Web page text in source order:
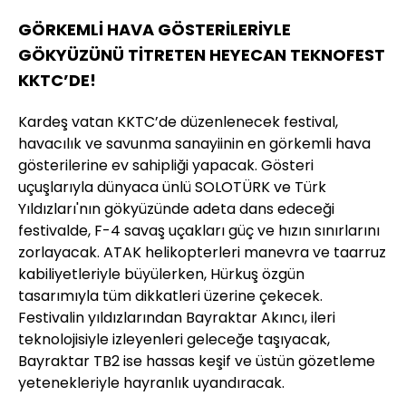
GÖRKEMLİ HAVA GÖSTERİLERİYLE
GÖKYÜZÜNÜ TİTRETEN HEYECAN TEKNOFEST
KKTC’DE!
Kardeş vatan KKTC’de düzenlenecek festival,
havacılık ve savunma sanayiinin en görkemli hava
gösterilerine ev sahipliği yapacak. Gösteri
uçuşlarıyla dünyaca ünlü SOLOTÜRK ve Türk
Yıldızları'nın gökyüzünde adeta dans edeceği
festivalde, F-4 savaş uçakları güç ve hızın sınırlarını
zorlayacak. ATAK helikopterleri manevra ve taarruz
kabiliyetleriyle büyülerken, Hürkuş özgün
tasarımıyla tüm dikkatleri üzerine çekecek.
Festivalin yıldızlarından Bayraktar Akıncı, ileri
teknolojisiyle izleyenleri geleceğe taşıyacak,
Bayraktar TB2 ise hassas keşif ve üstün gözetleme
yetenekleriyle hayranlık uyandıracak.